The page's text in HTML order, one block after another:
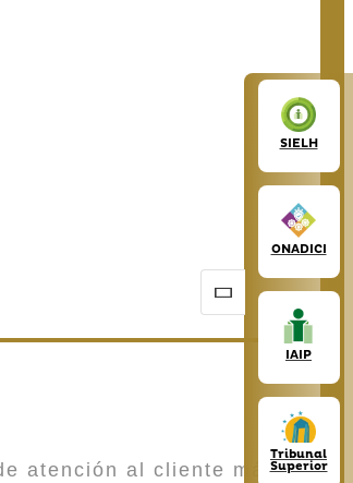
SIELH
ONADICI
IAIP
Tribunal
Superior
atención al cliente más